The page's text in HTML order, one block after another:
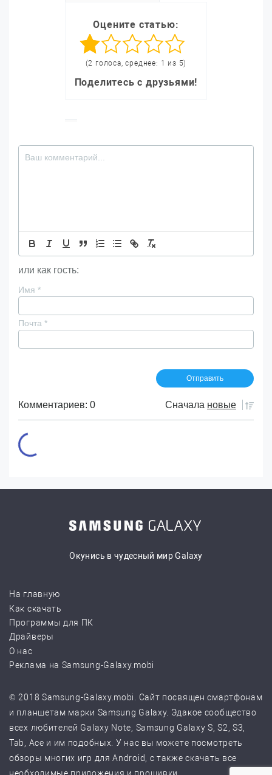
Оцените статью:
(2 голоса, среднее: 1 из 5)
Поделитесь с друзьями!
или как гость:
Имя *
Почта *
Комментариев: 0 Сначала новые
Окунись в чудесный мир Galaxy
На главную
Как скачать
Программы для ПК
Драйверы
О нас
Реклама на Samsung-Galaxy.mobi
© 2018 Samsung-Galaxy.mobi. Сайт посвящен смартфонам
и планшетам марки Samsung Galaxy. Эдакое сообщество
всех любителей Galaxy Note, Samsung Galaxy S, S2, S3,
Tab, Ace и им подобных. У нас вы можете посмотреть
обзоры многих игр для Android, с также скачать все